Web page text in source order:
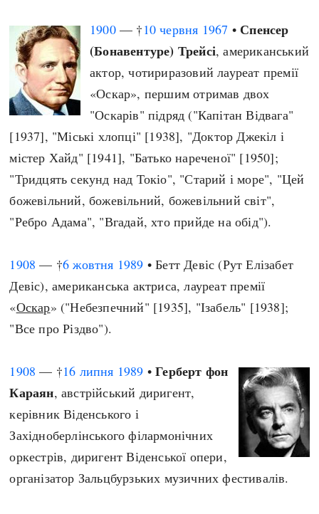
1900— †10 червня 1967 • Спенсер
(Бонавентуре) Трейсі, американський
актор, чотириразовий лауреат премії
«Оскар», першим отримав двох
"Оскарів" підряд ("Капітан Відвага"
[1937], "Міські хлопці" [1938], "Доктор Джекіл і
містер Хайд" [1941], "Батько нареченої" [1950];
"Тридцять секунд над Токіо", "Старий і море", "Цей
божевільний, божевільний, божевільний світ",
"Ребро Адама", "Вгадай, хто прийде на обід").
1908 — †6 жовтня 1989 • Бетт Девіс (Рут Елізабет
Девіс), американська актриса, лауреат премії
«Оскар» ("Небезпечний" [1935], "Ізабель" [1938];
"Все про Різдво").
1908 — †16 липня 1989 •Герберт фон
Караян, австрійський диригент,
керівник Віденського і
Західноберлінського філармонічних
оркестрів, диригент Віденської опери,
організатор Зальцбурзьких музичних фестивалів.